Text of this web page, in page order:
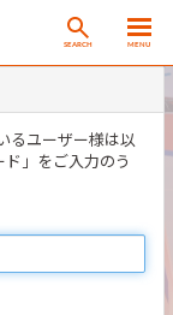
SEARCH MENU
るユーザー様は以
ド」をご入力のう